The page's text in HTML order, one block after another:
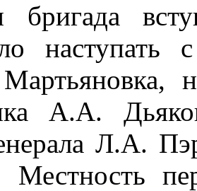
бригада
А.А.
Л.А.
Местность